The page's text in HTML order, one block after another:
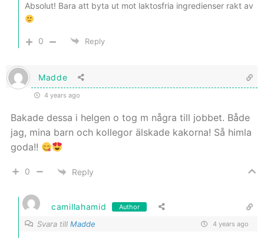
Absolut! Bara att byta ut mot laktosfria ingredienser rakt av
0 Reply
Madde
4 years ago
Bakade dessa i helgen o tog m några till jobbet. Både
jag, mina barn och kollegor älskade kakorna! Så himla
goda!!
0 Reply
camillahamid Author
Svara till Madde 4 years ago